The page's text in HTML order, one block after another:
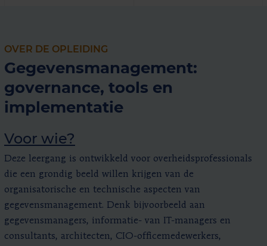
OVER DE OPLEIDING
Gegevensmanagement:
governance, tools en
implementatie
Voor wie?
Deze leergang is ontwikkeld voor overheidsprofessionals
die een grondig beeld willen krijgen van de
organisatorische en technische aspecten van
gegevensmanagement. Denk bijvoorbeeld aan
gegevensmanagers, informatie- van IT-managers en
consultants, architecten, CIO-officemedewerkers,